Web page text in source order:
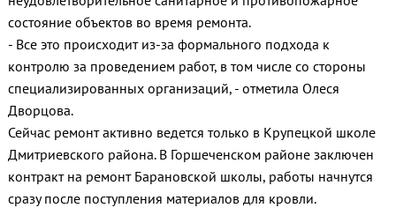
состояние объектов во время ремонта.
- Все это происходит из-за формального подхода к
контролю за проведением работ, в том числе со стороны
специализированных организаций, - отметила Олеся
Дворцова.
Сейчас ремонт активно ведется только в Крупецкой школе
Дмитриевского района. В Горшеченском районе заключен
контракт на ремонт Барановской школы, работы начнутся
сразу после поступления материалов для кровли.